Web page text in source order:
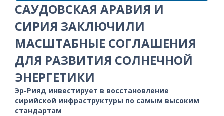
САУДОВСКАЯ АРАВИЯ И
СИРИЯ ЗАКЛЮЧИЛИ
МАСШТАБНЫЕ СОГЛАШЕНИЯ
ДЛЯ РАЗВИТИЯ СОЛНЕЧНОЙ
ЭНЕРГЕТИКИ
Эр-Рияд инвестирует в восстановление
сирийской инфраструктуры по самым высоким
стандартам